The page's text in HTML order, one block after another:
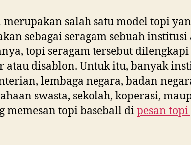
merupakan salah satu model topi
sebagai seragam sebuah institusi
topi seragam tersebut dilengkapi
atau disablon. Untuk itu, banyak
lembaga negara, badan
swasta, sekolah, koperasi,
memesan topi baseball dipesan